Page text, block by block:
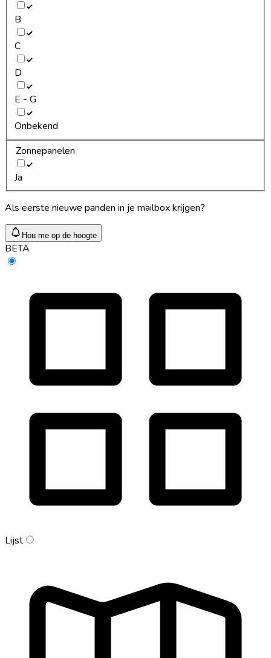
B
C
D
E - G
Onbekend
Zonnepanelen
Ja
Als eerste nieuwe panden in je mailbox krijgen?
Hou me op de hoogte
BETA
Lijst